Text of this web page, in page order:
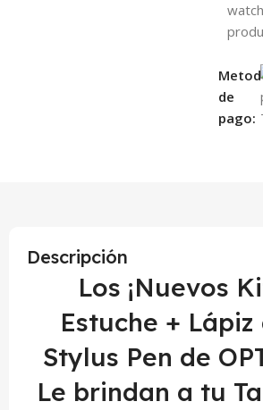
de
pago:
Descripción
Los ¡Nuevos
Estuche +
Stylus Pen de
Le brindan a tu